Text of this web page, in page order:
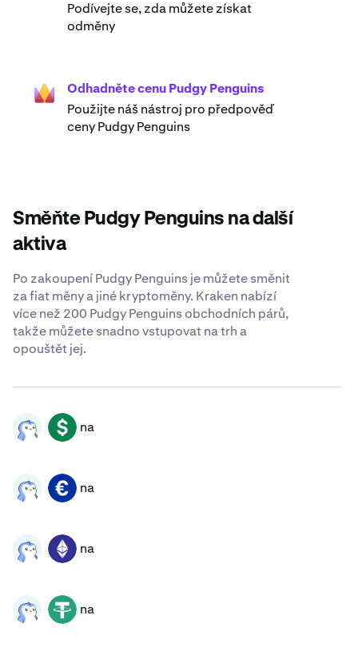
Podívejte se, zda můžete získat
odměny
Odhadněte cenu Pudgy Penguins
Použijte náš nástroj pro předpověď
ceny Pudgy Penguins
Směňte Pudgy Penguins na další
aktiva
Po zakoupení Pudgy Penguins je můžete směnit
za fiat měny a jiné kryptoměny. Kraken nabízí
více než 200 Pudgy Penguins obchodních párů,
takže můžete snadno vstupovat na trh a
opouštět jej.
PENGU USD na
PENGU EUR na
PENGU ETH na
PENGU USDT na